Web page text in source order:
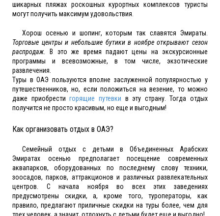
шикарных пляжах роскошных курортных комплексов туристы
могут получить максимум удовольствия.
Хорош осенью и шопинг, которым так славятся Эмираты.
Торговые центры и небольшие бутики в ноябре открывают сезон
распродаж.
В это же время падают цены на экскурсионные
программы и всевозможные, в том числе, экзотические
развлечения.
Туры в ОАЭ пользуются вполне заслуженной популярностью у
путешественников, но, если положиться на везение, то можно
даже приобрестигорящие путевки в эту страну. Тогда отдых
получится не просто красивым, но еще и выгодным!
Как организовать отдых в ОАЭ?
Семейный отдых с детьми в Объединенных Арабских
Эмиратах осенью предполагает посещение современных
аквапарков, оборудованных по последнему слову техники,
зоосадов, парков, аттракционов и различных развлекательных
центров. С начала ноября во всех этих заведениях
предусмотрены скидки, а, кроме того, туроператоры, как
правило, предлагают приличные скидки на туры более, чем для